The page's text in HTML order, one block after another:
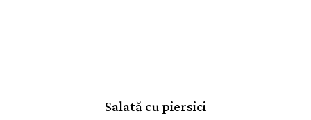
Salată cu piersici